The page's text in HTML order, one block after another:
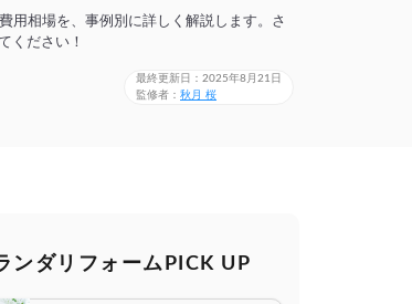
用相場を、事例別に詳しく解説します。さ
ください！
最終更新日：2025年8月21日
監修者： 秋月 桜
ンダリフォームPICK UP